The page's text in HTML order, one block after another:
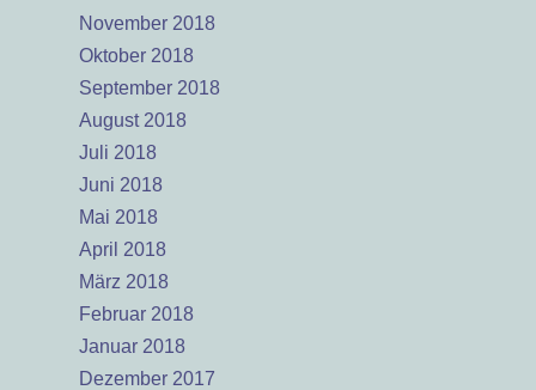
November 2018
Oktober 2018
September 2018
August 2018
Juli 2018
Juni 2018
Mai 2018
April 2018
März 2018
Februar 2018
Januar 2018
Dezember 2017